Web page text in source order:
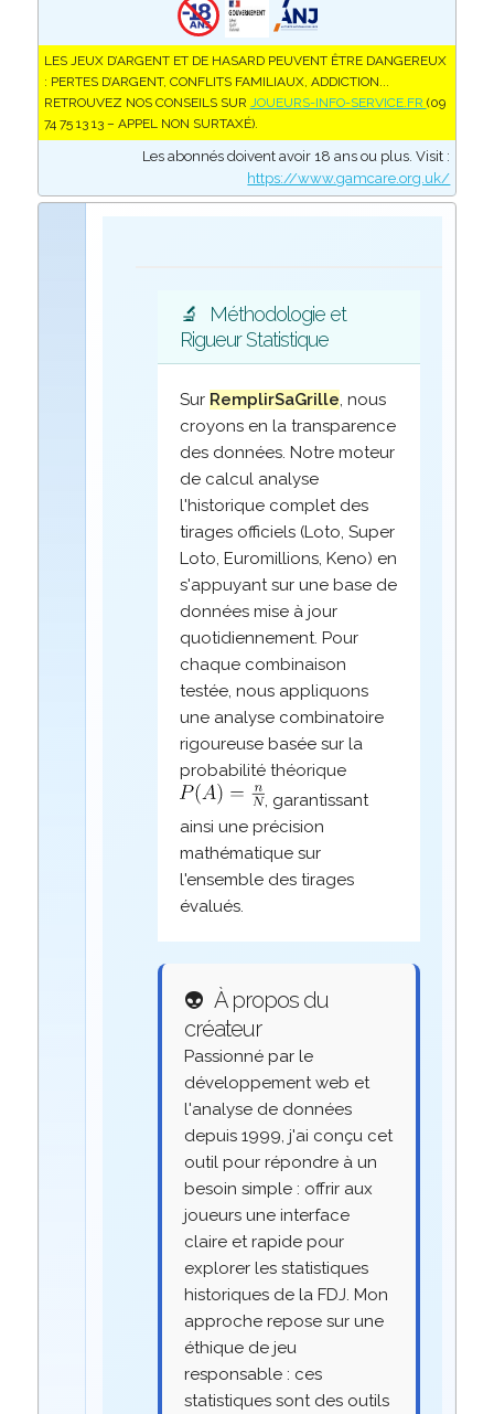
LES JEUX D’ARGENT ET DE HASARD PEUVENT ÊTRE DANGEREUX
: PERTES D’ARGENT, CONFLITS FAMILIAUX, ADDICTION...
RETROUVEZ NOS CONSEILS SUR JOUEURS-INFO-SERVICE.FR (09
74 75 13 13 – APPEL NON SURTAXÉ).
Les abonnés doivent avoir 18 ans ou plus. Visit :
https://www.gamcare.org.uk/
🔬
Méthodologie et
Rigueur Statistique
Sur RemplirSaGrille, nous
croyons en la transparence
des données. Notre moteur
de calcul analyse
l'historique complet des
tirages officiels (Loto, Super
Loto, Euromillions, Keno) en
s'appuyant sur une base de
données mise à jour
quotidiennement. Pour
chaque combinaison
testée, nous appliquons
une analyse combinatoire
rigoureuse basée sur la
probabilité théorique
, garantissant
ainsi une précision
mathématique sur
l'ensemble des tirages
évalués.
👽 À propos du
créateur
Passionné par le
développement web et
l'analyse de données
depuis 1999, j'ai conçu cet
outil pour répondre à un
besoin simple : offrir aux
joueurs une interface
claire et rapide pour
explorer les statistiques
historiques de la FDJ. Mon
approche repose sur une
éthique de jeu
responsable : ces
statistiques sont des outils